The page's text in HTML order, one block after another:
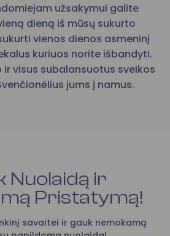
užsakymui galite
dieną iš mūsų sukurto
vienos dienos asmeninį
kuriuos norite išbandyti.
visus subalansuotus sveikos
jums į namus.
Nuolaidą ir
Pristatymą!
savaitei ir gauk nemokamą